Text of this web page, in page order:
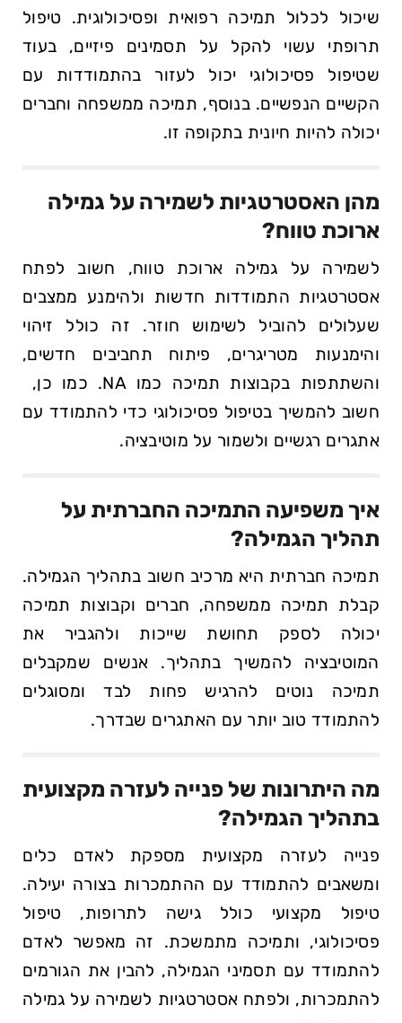
שיכול לכלול תמיכה רפואית​ ופסיכולוגית. טיפול
תרופתי עשוי להקל על תסמינים פיזיים, בעוד
שטיפול פסיכולוגי יכול לעזור ‍בהתמודדות עם
הקשיים הנפשיים. בנוסף,⁣ תמיכה ממשפחה‍ וחברים
יכולה‌ להיות חיונית בתקופה זו.
⁢מהן האסטרטגיות לשמירה על גמילה
ארוכת טווח?
לשמירה על גמילה ארוכת טווח, חשוב ⁤לפתח
אסטרטגיות התמודדות חדשות ולהימנע ממצבים
שעלולים להוביל לשימוש חוזר. זה כולל זיהוי⁢
והימנעות מטריגרים, פיתוח תחביבים חדשים,
והשתתפות⁢ בקבוצות תמיכה כמו NA.​ כמו כן, ​
חשוב להמשיך בטיפול פסיכולוגי כדי להתמודד עם
אתגרים⁢ רגשיים ולשמור על מוטיבציה.
איך משפיעה התמיכה החברתית על
תהליך הגמילה?
תמיכה חברתית היא ‍מרכיב חשוב ⁢בתהליך הגמילה.
קבלת תמיכה ממשפחה, חברים וקבוצות תמיכה
יכולה לספק תחושת שייכות ולהגביר את
⁣המוטיבציה להמשיך בתהליך. אנשים שמקבלים
תמיכה נוטים להרגיש פחות ⁣לבד ומסוגלים
להתמודד טוב יותר​ עם האתגרים⁣ שבדרך.
מה היתרונות של ⁢פנייה ​לעזרה‍ מקצועית⁤
בתהליך הגמילה?
פנייה לעזרה מקצועית מספקת לאדם כלים⁢
ומשאבים​ להתמודד עם ההתמכרות בצורה יעילה.
טיפול מקצועי כולל גישה לתרופות, טיפול‍
פסיכולוגי, ותמיכה⁤ מתמשכת.‌ זה מאפשר לאדם
להתמודד עם‍ תסמיני הגמילה, להבין⁣ את הגורמים
להתמכרות,‌ ולפתח‍ אסטרטגיות‍ לשמירה על גמילה